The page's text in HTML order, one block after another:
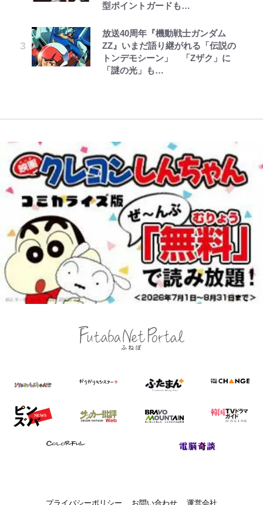
型ポイントガードも…
放送40周年『機動戦士ガンダム
ZZ』いまだ語り継がれる「伝説の
トンデモシーン」 「Zザク」に
「謎の光」も…
レビュー『仮面家族』悠木シュン・
とうちゃんが出世するゾ
き落選運動の影響と今語る「保育園
FRUITS ZIPPER鎮西寿々歌が語る
『天才てれびくん』時代の学びと
22歳でアイドルの道を切り拓いた
目
【川口春奈と結婚】板倉滉は「めっ
ちゃモテる」 年収7億円・お洒落・
包容力…超愛される日本代表
画削除の波紋…一方で株を上げ続け
｢お土産最高すぎ笑｣｢どうやって入
手？｣ブライトン帰還の三笘薫、同
僚に“ポケカ”をプレゼント！｢薫の
を疾走して少年時代を振り返る50
【夏は涼しい長野で「車中泊」旅】
良質な湯は “山の恵み”！ 満足度を
上げてくれる「温泉付きRVパー
公式-雑用付与術師が自分の最強に
プライバシーポリシー お問い合わせ 運営会社